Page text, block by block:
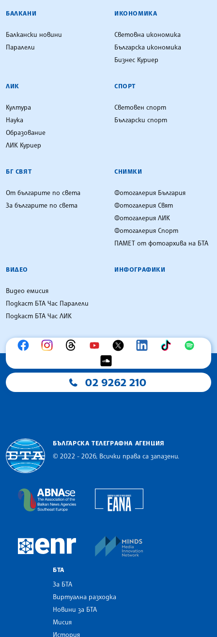
БАЛКАНИ
Балкански новини
Паралели
ИКОНОМИКА
Световна икономика
Българска икономика
Бизнес Куриер
ЛИК
Култура
Наука
Образование
ЛИК Куриер
СПОРТ
Световен спорт
Български спорт
БГ СВЯТ
От българите по света
За българите по света
СНИМКИ
Фотогалерия България
Фотогалерия Свят
Фотогалерия ЛИК
Фотогалерия Спорт
ПАМЕТ от фотоархива на БТА
ВИДЕО
Видео емисия
Подкаст БТА Час Паралели
Подкаст БТА Час ЛИК
ИНФОГРАФИКИ
02 9262 210
БЪЛГАРСКА ТЕЛЕГРАФНА АГЕНЦИЯ
© 2022 - 2026, Всички права са запазени.
The Assocoation of the Balkan News Agencies
European Newsroom
БТА
За БТА
Виртуална разходка
Новини за БТА
Мисия
История